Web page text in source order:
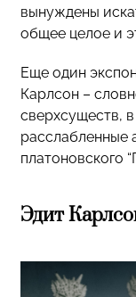
вынуждены
общее целое и
Еще один
Карлсон –
сверхсуществ,
расслабленные
платоновского
Эдит